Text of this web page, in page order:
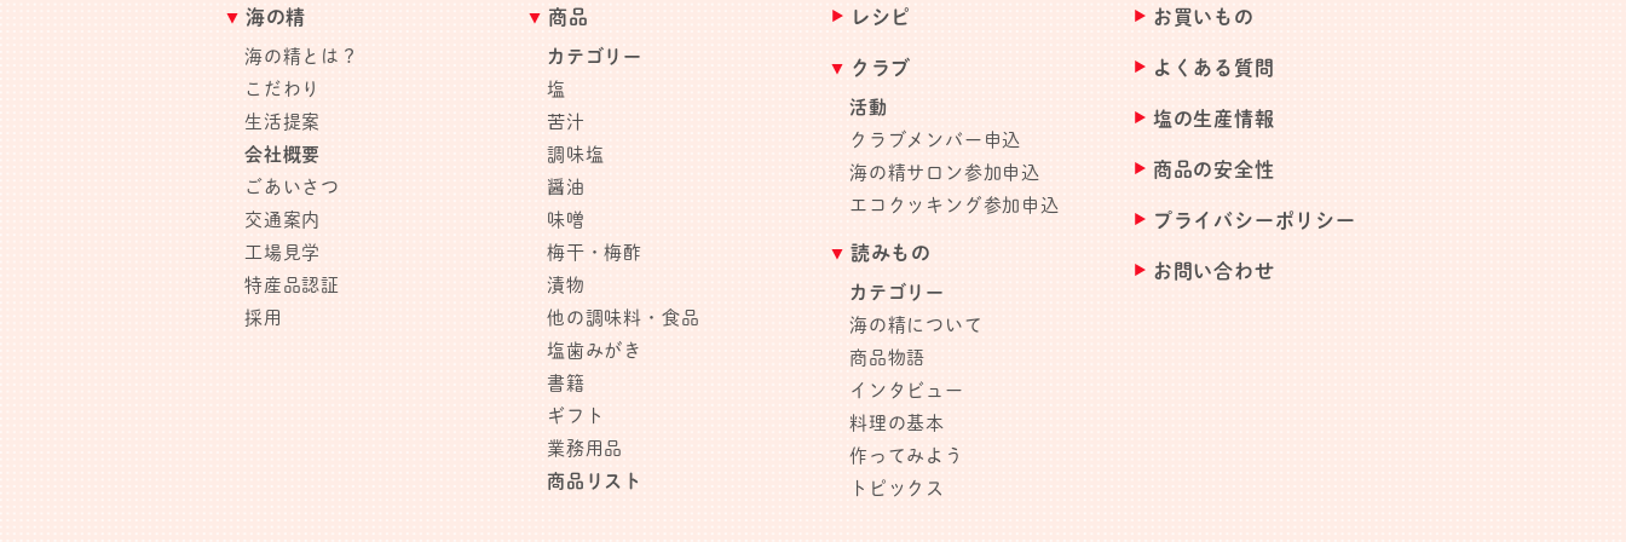
海の精
海の精とは？
こだわり
生活提案
会社概要
ごあいさつ
交通案内
工場見学
特産品認証
採用
商品
カテゴリー
塩
苦汁
調味塩
醤油
味噌
梅干・梅酢
漬物
他の調味料・食品
塩歯みがき
書籍
ギフト
業務用品
商品リスト
レシピ
クラブ
活動
クラブメンバー申込
海の精サロン参加申込
エコクッキング参加申込
読みもの
カテゴリー
海の精について
商品物語
インタビュー
料理の基本
作ってみよう
トピックス
お買いもの
よくある質問
塩の生産情報
商品の安全性
プライバシーポリシー
お問い合わせ